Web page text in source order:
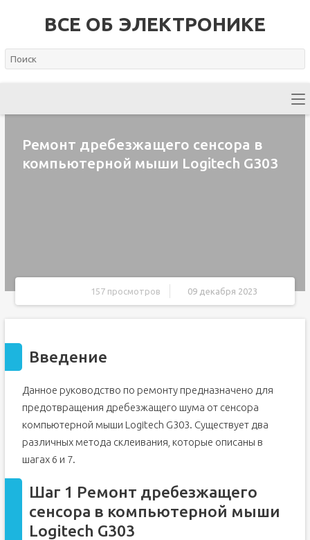
ВСЕ ОБ ЭЛЕКТРОНИКЕ
Ремонт дребезжащего сенсора в
компьютерной мыши Logitech G303
157 просмотров 09 декабря 2023
Введение
Данное руководство по ремонту предназначено для
предотвращения дребезжащего шума от сенсора
компьютерной мыши Logitech G303. Существует два
различных метода склеивания, которые описаны в
шагах 6 и 7.
Шаг 1 Ремонт дребезжащего
сенсора в компьютерной мыши
Logitech G303